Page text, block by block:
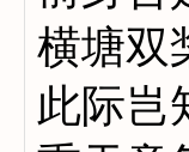
横塘双
此际岂